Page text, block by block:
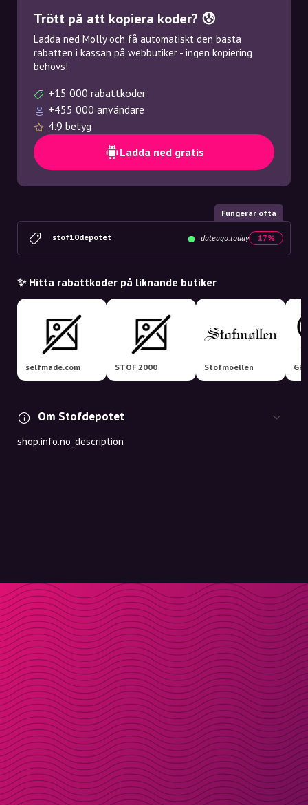
Trött på att kopiera koder? 😰
Ladda ned Molly och få automatiskt den bästa
rabatten i kassan på webbutiker - ingen kopiering
behövs!
+15 000 rabattkoder
+455 000 användare
4.9 betyg
Ladda ned gratis
Fungerar ofta
stof10depotet dateago.today 17%
✨ Hitta rabattkoder på liknande butiker
selfmade.com STOF 2000 Stofmoellen
Om Stofdepotet
shop.info.no_description